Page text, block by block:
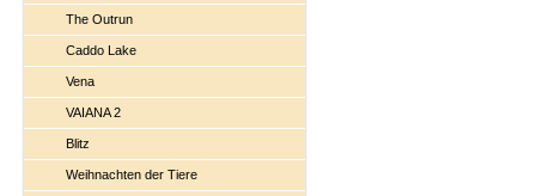
The Outrun
Caddo Lake
Vena
VAIANA 2
Blitz
Weihnachten der Tiere